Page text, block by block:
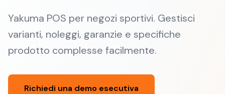
Yakuma POS per negozi sportivi. Gestisci
varianti, noleggi, garanzie e specifiche
prodotto complesse facilmente.
Richiedi una demo esecutiva